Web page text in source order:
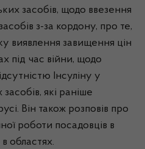
засобів, щодо ввезення
з-за кордону, про те,
виявлення завищення цін
під час війни, щодо
Інсуліну у
які раніше
Він також розповів про
роботи посадовців в
областях.